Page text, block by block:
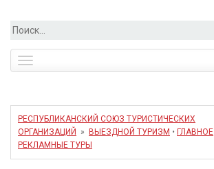
Найти:
navigation
РЕСПУБЛИКАНСКИЙ СОЮЗ ТУРИСТИЧЕСКИХ
ОРГАНИЗАЦИЙ
» ВЫЕЗДНОЙ ТУРИЗМ • ГЛАВНОЕ
РЕКЛАМНЫЕ ТУРЫ